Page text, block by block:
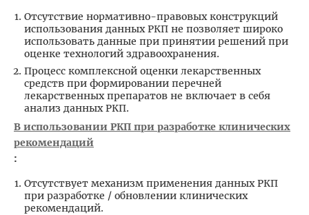
Отсутствие нормативно-правовых конструкций
использования данных РКП не позволяет широко
использовать данные при принятии решений при
оценке технологий здравоохранения.
Процесс комплексной оценки лекарственных
средств при формировании перечней
лекарственных препаратов не включает в себя
анализ данных РКП.
В использовании РКП при разработке клинических
рекомендаций
:
Отсутствует механизм применения данных РКП
при разработке / обновлении клинических
рекомендаций.